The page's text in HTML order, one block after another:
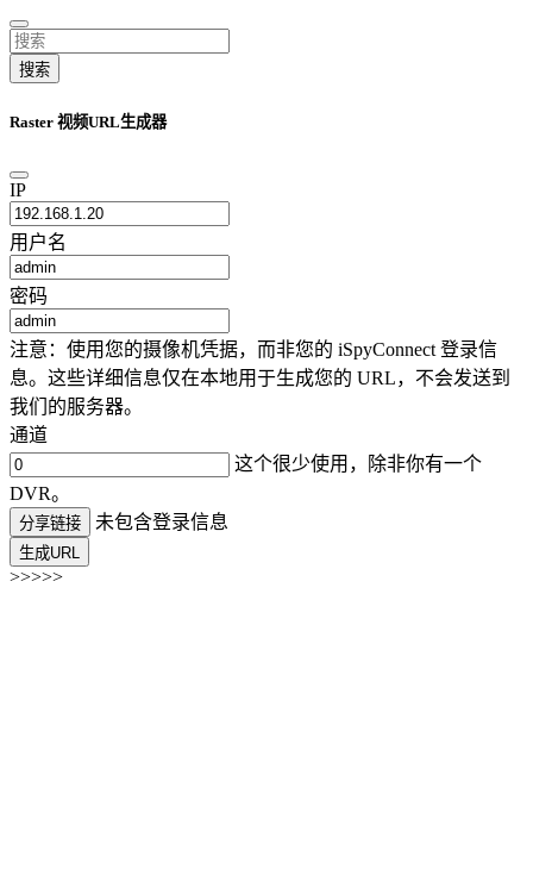
搜索
Raster 视频URL生成器
IP
用户名
密码
注意：使用您的摄像机凭据，而非您的 iSpyConnect 登录信
息。这些详细信息仅在本地用于生成您的 URL，不会发送到
我们的服务器。
通道
这个很少使用，除非你有一个
DVR。
分享链接 未包含登录信息
生成URL
>>>>>